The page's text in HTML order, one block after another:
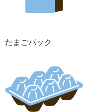
たまごパック